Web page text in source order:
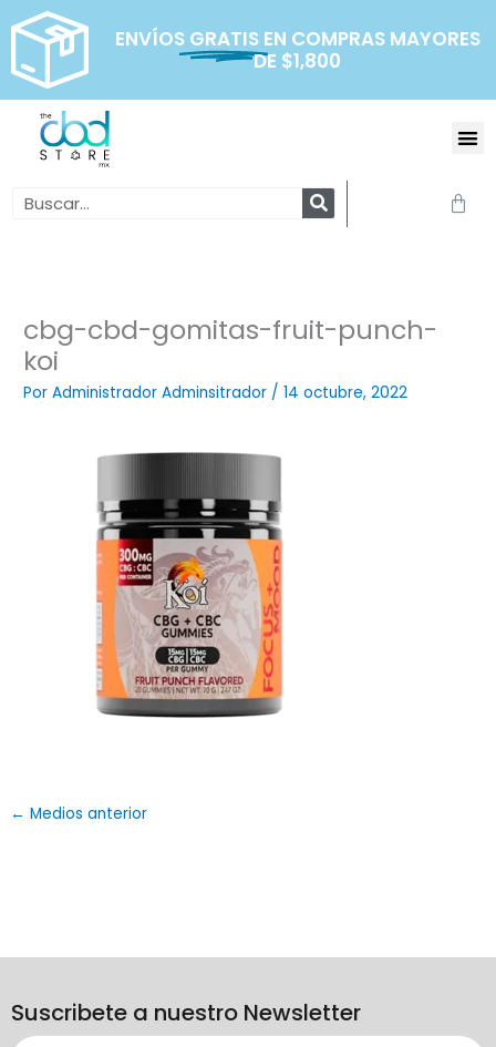
contenido
ENVÍOS GRATIS EN COMPRAS MAYORES
DE $1,800
Search
cbg-cbd-gomitas-fruit-punch-
koi
PorAdministrador Adminsitrador /14 octubre, 2022
← Medios anterior
Suscribete a nuestro Newsletter